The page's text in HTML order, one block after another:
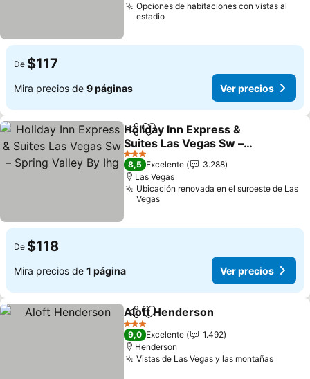
Opciones de habitaciones con vistas al
estadio
De $117
Mira precios de 9 páginas Ver precios
CompartirAgregar a favoritos
Holiday Inn Express &
Suites Las Vegas Sw –
Spring Valley By Ihg
Ver precios
3 Estrellas
8,5 Excelente
3.288
Las Vegas
Ubicación renovada en el suroeste de Las
Vegas
De $118
Mira precios de 1 página Ver precios
CompartirAgregar a favoritos
Aloft Henderson
3 Estrellas
9,0 Excelente
1.492
Henderson
Vistas de Las Vegas y las montañasVer